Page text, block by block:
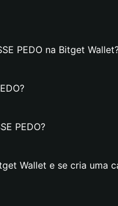
PEDO na Bitget
PEDO?
Wallet e se cria uma